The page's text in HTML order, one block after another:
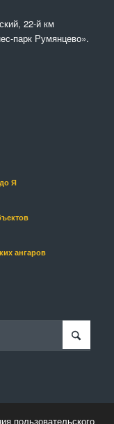
22-й км
парк Румянцево».
Я
ангаров
пользовательского